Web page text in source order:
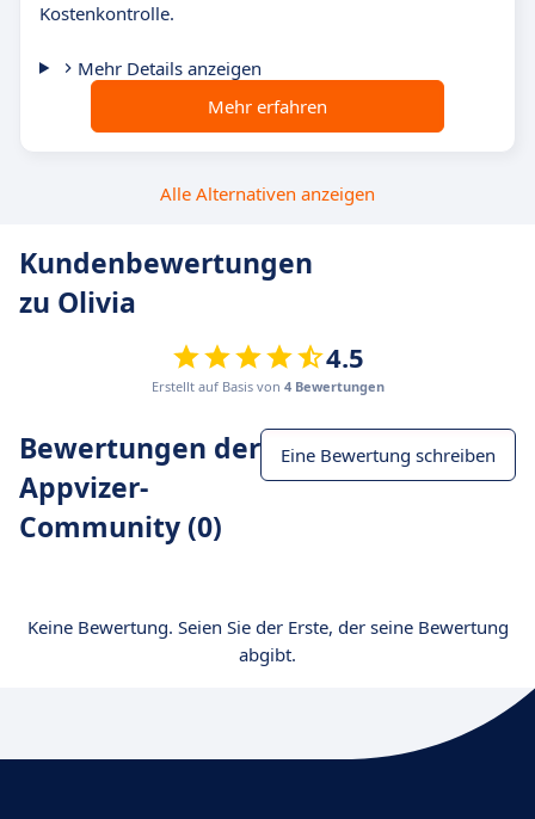
Kostenkontrolle.
Mehr Details anzeigen
Mehr erfahren
Alle Alternativen anzeigen
Kundenbewertungen
zu Olivia
4.5
Erstellt auf Basis von 4 Bewertungen
Bewertungen der
Appvizer-
Community (0)
Eine Bewertung schreiben
Keine Bewertung. Seien Sie der Erste, der seine Bewertung
abgibt.